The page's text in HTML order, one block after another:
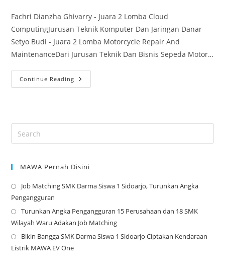
Fachri Dianzha Ghivarry - Juara 2 Lomba Cloud
ComputingJurusan Teknik Komputer Dan Jaringan Danar
Setyo Budi - Juara 2 Lomba Motorcycle Repair And
MaintenanceDari Jurusan Teknik Dan Bisnis Sepeda Motor…
Continue Reading Selamat
Dan
Siswa
Sidoarjo
MAWA Pernah Disini
Job Matching SMK Darma Siswa 1 Sidoarjo, Turunkan Angka
Pengangguran
Turunkan Angka Pengangguran 15 Perusahaan dan 18 SMK
Wilayah Waru Adakan Job Matching
Bikin Bangga SMK Darma Siswa 1 Sidoarjo Ciptakan Kendaraan
Listrik MAWA EV One